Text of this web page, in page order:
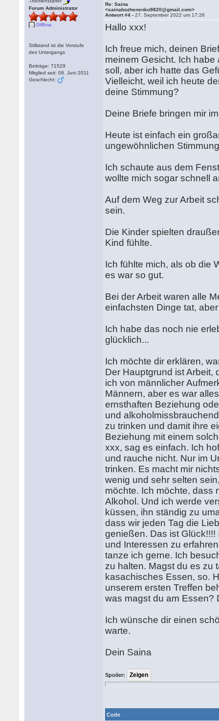
Forum Administrator
Offline
Stillstand ist die Vorstufe
des Untergangs
Beiträge: 71529
Mitglied seit: 09. Juni 2011
Geschlecht:
Re: Saina
<sainabozhenenko9820@gmail.com>
Antwort #4 -27. September 2022 um 17:26
Hallo xxx!
Ich freue mich, deinen
meinem Gesicht. Ich
soll, aber ich hatte das
Vielleicht, weil ich heute
deine Stimmung?
Deine Briefe bringen mir
Heute ist einfach ein
ungewöhnlichen
Ich schaute aus dem
wollte mich sogar schnell
Auf dem Weg zur Arbeit
sein.
Die Kinder spielten
Kind fühlte.
Ich fühlte mich, als ob die
es war so gut.
Bei der Arbeit waren alle
einfachsten Dinge tat,
Ich habe das noch nie
glücklich...
Ich möchte dir erklären,
Der Hauptgrund ist Arbeit,
ich von männlicher
Männern, aber es war
ernsthaften Beziehung
und
zu trinken und damit ihre
Beziehung mit einem
xxx, sag es einfach. Ich
und rauche nicht. Nur im
trinken. Es macht mir
wenig und sehr selten
möchte. Ich möchte, dass
Alkohol. Und ich werde
küssen, ihn ständig zu
dass wir jeden Tag die
genießen. Das ist
und Interessen zu
tanze ich gerne. Ich
zu halten. Magst du es zu
kasachisches Essen, so.
unserem ersten Treffen
was magst du am Essen?
Ich wünsche dir einen
warte.
Dein Saina
Spoiler:
Code